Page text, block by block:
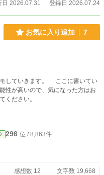
日 2026.07.31
登録日 2026.07.24
お気に入り追加 7
していきます。 ここに書いてい
性が高いので、気になった方はお
ください。
296 位 / 8,863件
感想数 12
文字数 19,668